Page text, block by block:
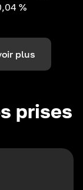
%
plus
prises